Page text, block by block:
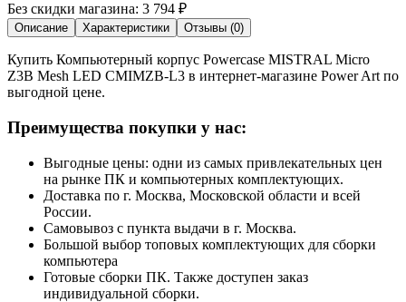
Без скидки магазина: 3 794 ₽
Описание Характеристики Отзывы (0)
Купить Компьютерный корпус Powercase MISTRAL Micro
Z3B Mesh LED CMIMZB-L3 в интернет-магазине Power Art по
выгодной цене.
Преимущества покупки у нас:
Выгодные цены: одни из самых привлекательных цен
на рынке ПК и компьютерных комплектующих.
Доставка по г. Москва, Московской области и всей
России.
Самовывоз с пункта выдачи в г. Москва.
Большой выбор топовых комплектующих для сборки
компьютера
Готовые сборки ПК. Также доступен заказ
индивидуальной сборки.